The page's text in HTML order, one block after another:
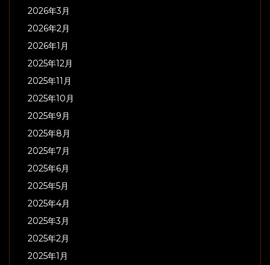
2026年3月
2026年2月
2026年1月
2025年12月
2025年11月
2025年10月
2025年9月
2025年8月
2025年7月
2025年6月
2025年5月
2025年4月
2025年3月
2025年2月
2025年1月